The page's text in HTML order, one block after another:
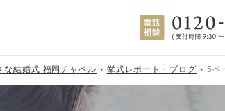
な結婚式 福岡チャペル 挙式レポート・ブログ 5ペ